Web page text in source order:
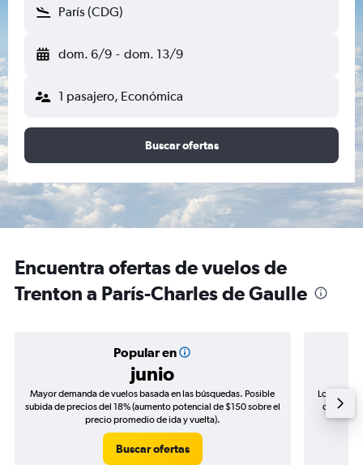
París (CDG)
dom. 6/9 - dom. 13/9
1 pasajero, Económica
Buscar ofertas
Encuentra ofertas de vuelos de
Trenton a París-Charles de Gaulle
Popular en
junio
Mayor demanda de vuelos basada en las búsquedas. Posible
subida de precios del 18% (aumento potencial de $150 sobre el
precio promedio de ida y vuelta).
Buscar ofertas
Los
de